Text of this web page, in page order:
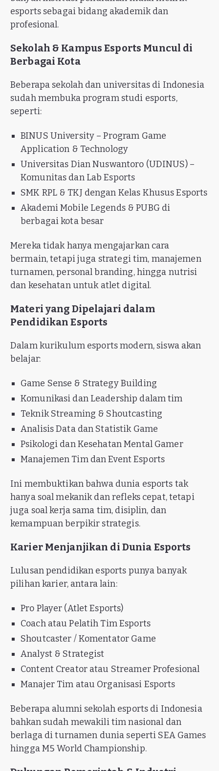
esports sebagai bidang akademik dan
profesional.
Sekolah & Kampus Esports Muncul di
Berbagai Kota
Beberapa sekolah dan universitas di Indonesia
sudah membuka program studi esports,
seperti:
BINUS University – Program Game
Application & Technology
Universitas Dian Nuswantoro (UDINUS) –
Komunitas dan Lab Esports
SMK RPL & TKJ dengan Kelas Khusus Esports
Akademi Mobile Legends & PUBG di
berbagai kota besar
Mereka tidak hanya mengajarkan cara
bermain, tetapi juga strategi tim, manajemen
turnamen, personal branding, hingga nutrisi
dan kesehatan untuk atlet digital.
Materi yang Dipelajari dalam
Pendidikan Esports
Dalam kurikulum esports modern, siswa akan
belajar:
Game Sense & Strategy Building
Komunikasi dan Leadership dalam tim
Teknik Streaming & Shoutcasting
Analisis Data dan Statistik Game
Psikologi dan Kesehatan Mental Gamer
Manajemen Tim dan Event Esports
Ini membuktikan bahwa dunia esports tak
hanya soal mekanik dan refleks cepat, tetapi
juga soal kerja sama tim, disiplin, dan
kemampuan berpikir strategis.
Karier Menjanjikan di Dunia Esports
Lulusan pendidikan esports punya banyak
pilihan karier, antara lain:
Pro Player (Atlet Esports)
Coach atau Pelatih Tim Esports
Shoutcaster / Komentator Game
Analyst & Strategist
Content Creator atau Streamer Profesional
Manajer Tim atau Organisasi Esports
Beberapa alumni sekolah esports di Indonesia
bahkan sudah mewakili tim nasional dan
berlaga di turnamen dunia seperti SEA Games
hingga M5 World Championship.